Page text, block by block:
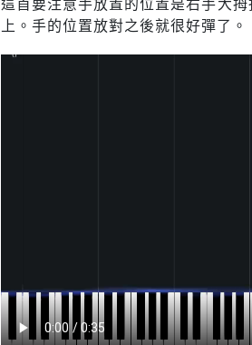
上。手的位置放對之後就很好彈了。